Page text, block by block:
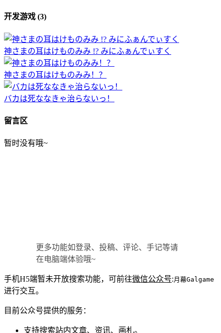
开发游戏 (3)
神さまの耳はけものみみ !? みにふぁんでぃすく
神さまの耳はけものみみ！？
バカは死ななきゃ治らないっ！
留言区
暂时没有哦~
更多功能如登录、投稿、评论、手记等请
在电脑端体验哦~
手机H5端暂未开放搜索功能，可前往微信公众号: 月幕Galgame
进行交互。
目前公众号提供的服务：
支持搜索站内文章、资讯、画札。